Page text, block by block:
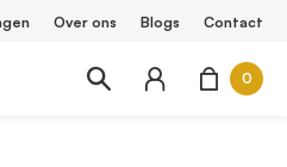
Over ons Blogs Contact
0